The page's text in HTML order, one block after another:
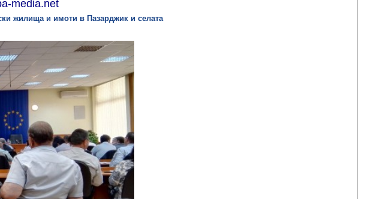
media.net
жилища и имоти в Пазарджик и селата